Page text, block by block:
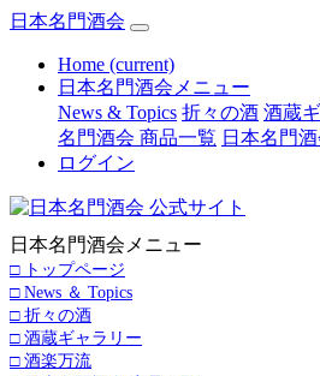
日本名門酒会
Home (current)
日本名門酒会メニュー
News & Topics 折々の酒 酒蔵
名門酒会 商品一覧 日本名門
ログイン
日本名門酒会メニュー
□ トップページ
□ News ＆ Topics
□ 折々の酒
□ 酒蔵ギャラリー
□ 酒楽万流